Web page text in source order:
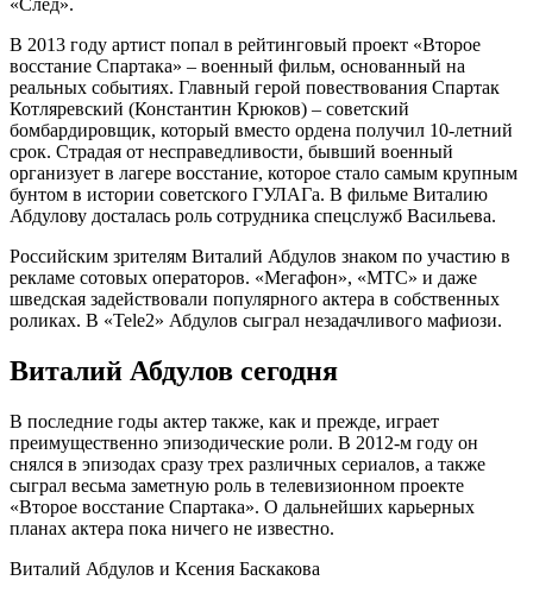
«След».
В 2013 году артист попал в рейтинговый проект «Второе
восстание Спартака» – военный фильм, основанный на
реальных событиях. Главный герой повествования Спартак
Котляревский (Константин Крюков) – советский
бомбардировщик, который вместо ордена получил 10-летний
срок. Страдая от несправедливости, бывший военный
организует в лагере восстание, которое стало самым крупным
бунтом в истории советского ГУЛАГа. В фильме Виталию
Абдулову досталась роль сотрудника спецслужб Васильева.
Российским зрителям Виталий Абдулов знаком по участию в
рекламе сотовых операторов. «Мегафон», «МТС» и даже
шведская задействовали популярного актера в собственных
роликах. В «Tele2» Абдулов сыграл незадачливого мафиози.
Виталий Абдулов сегодня
В последние годы актер также, как и прежде, играет
преимущественно эпизодические роли. В 2012-м году он
снялся в эпизодах сразу трех различных сериалов, а также
сыграл весьма заметную роль в телевизионном проекте
«Второе восстание Спартака». О дальнейших карьерных
планах актера пока ничего не известно.
Виталий Абдулов и Ксения Баскакова